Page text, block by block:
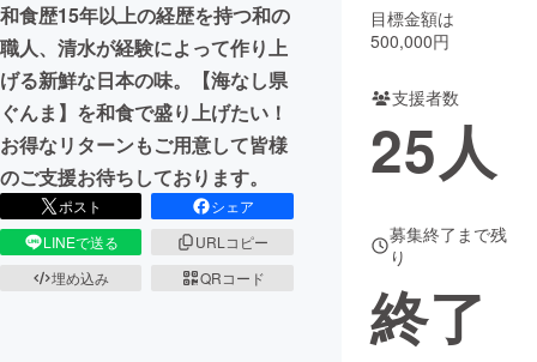
CAMPFIRE for Social Good
CAMPFIRE Creation
CAMPFIREふるさと納税machi-ya コミュニティ
和食歴15年以上の経歴を持つ和の
職人、清水が経験によって作り上
げる新鮮な日本の味。【海なし県
ぐんま】を和食で盛り上げたい！
お得なリターンもご用意して皆様
のご支援お待ちしております。
ポスト
シェア
LINEで送る
URLコピー
埋め込み
QRコード
目標金額は
500,000円
支援者数
25人
募集終了まで残
り
終了